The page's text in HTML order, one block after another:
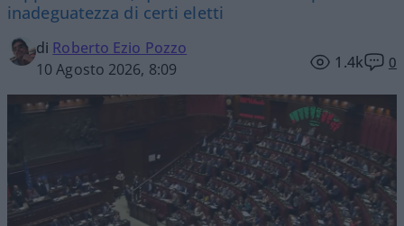
inadeguatezza di certi eletti
di Roberto Ezio Pozzo
10 Agosto 2026, 8:09
1.4k 0